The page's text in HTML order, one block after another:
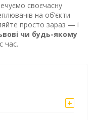
своєчасну
на об’єкти
просто зараз — і
чи будь-якому
час.